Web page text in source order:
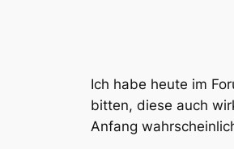
Ich habe heute im
bitten, diese auch
Anfang